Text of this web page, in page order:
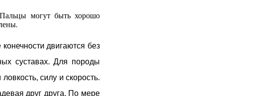
могут быть хорошо
двигаются без
суставах.Для породы
ловкость, силу и скорость.
друг друга. По мере